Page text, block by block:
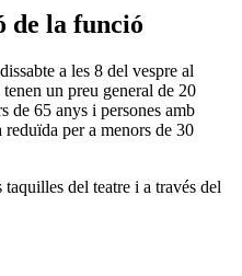
de la funció
a les 8 del vespre al
tenen un preu general de 20
de 65 anys i persones amb
per a menors de 30
taquilles del teatre i a través del